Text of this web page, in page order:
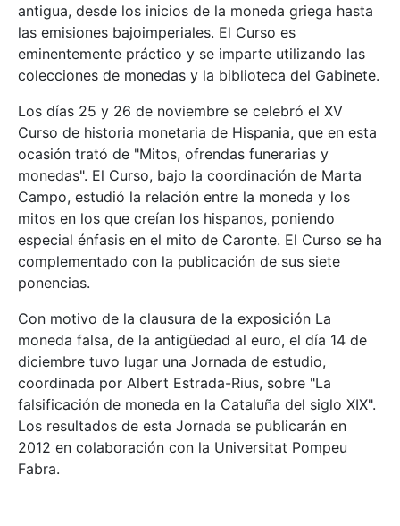
antigua, desde los inicios de la moneda griega hasta
las emisiones bajoimperiales. El Curso es
eminentemente práctico y se imparte utilizando las
colecciones de monedas y la biblioteca del Gabinete.
Los días 25 y 26 de noviembre se celebró el XV
Curso de historia monetaria de Hispania, que en esta
ocasión trató de "Mitos, ofrendas funerarias y
monedas". El Curso, bajo la coordinación de Marta
Campo, estudió la relación entre la moneda y los
mitos en los que creían los hispanos, poniendo
especial énfasis en el mito de Caronte. El Curso se ha
complementado con la publicación de sus siete
ponencias.
Con motivo de la clausura de la exposición La
moneda falsa, de la antigüedad al euro, el día 14 de
diciembre tuvo lugar una Jornada de estudio,
coordinada por Albert Estrada-Rius, sobre "La
falsificación de moneda en la Cataluña del siglo XIX".
Los resultados de esta Jornada se publicarán en
2012 en colaboración con la Universitat Pompeu
Fabra.